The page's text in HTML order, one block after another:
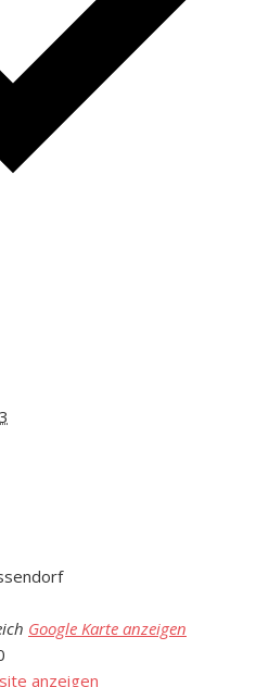
Google Karte anzeigen
anzeigen